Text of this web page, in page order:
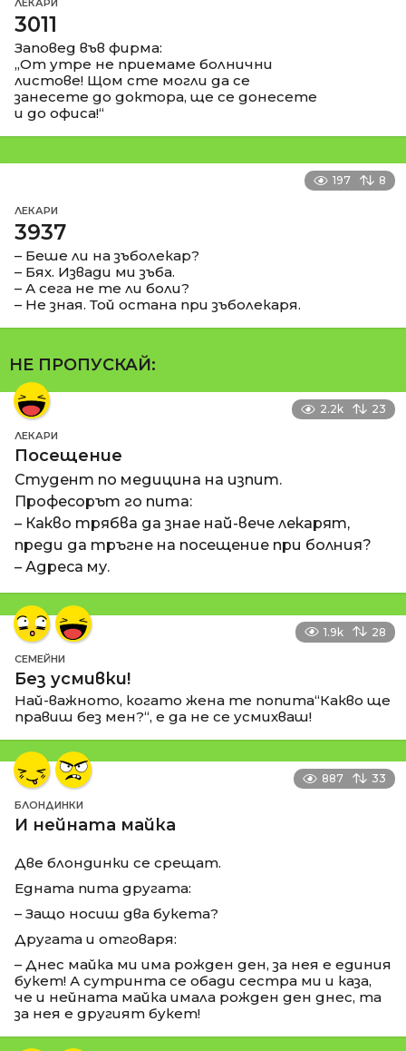
ЛЕКАРИ
3011
Заповед във фирма:
„От утре не приемаме болнични
листове! Щом сте могли да се
занесете до доктора, ще се донесете
и до офиса!“
197 8
ЛЕКАРИ
3937
– Беше ли на зъболекар?
– Бях. Извади ми зъба.
– А сега не те ли боли?
– Не зная. Той остана при зъболекаря.
НЕ ПРОПУСКАЙ:
2.2k 23
ЛЕКАРИ
Посещение
Студент по медицина на изпит.
Професорът го пита:
– Какво трябва да знае най-вече лекарят,
преди да тръгне на посещение при болния?
– Адреса му.
1.9k 28
СЕМЕЙНИ
Без усмивки!
Най-важното, когато жена те попита“Какво ще
правиш без мен?“, е да не се усмихваш!
887 33
БЛОНДИНКИ
И нейната майка
Две блондинки се срещат.
Едната пита другата:
– Защо носиш два букета?
Другата и отговаря:
– Днес майка ми има рожден ден, за нея е единия
букет! А сутринта се обади сестра ми и каза,
че и нейната майка имала рожден ден днес, та
за нея е другият букет!